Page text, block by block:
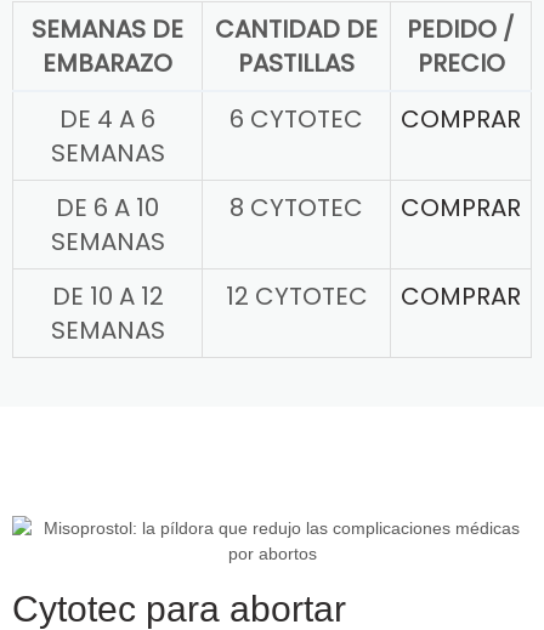
SEMANAS DE
EMBARAZO
CANTIDAD DE
PASTILLAS
PEDIDO /
PRECIO
DE 4 A 6
SEMANAS
6 CYTOTEC COMPRAR
DE 6 A 10
SEMANAS
8 CYTOTEC COMPRAR
DE 10 A 12
SEMANAS
12 CYTOTEC COMPRAR
Cytotec para abortar